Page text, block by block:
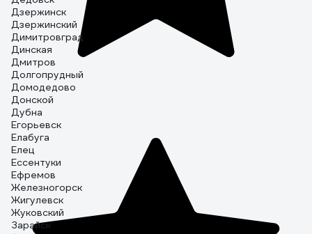
Дзержинск
Дзержинский
Димитровград
Динская
Дмитров
Долгопрудный
Домодедово
Донской
Дубна
Егорьевск
Елабуга
Елец
Ессентуки
Ефремов
Железногорск
Жигулевск
Жуковский
Зарайск